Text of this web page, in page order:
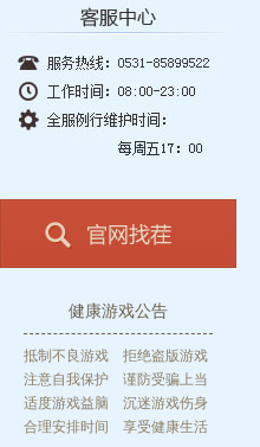
健康游戏公告
抵制不良游戏 拒绝盗版游戏
注意自我保护 谨防受骗上当
适度游戏益脑 沉迷游戏伤身
合理安排时间 享受健康生活